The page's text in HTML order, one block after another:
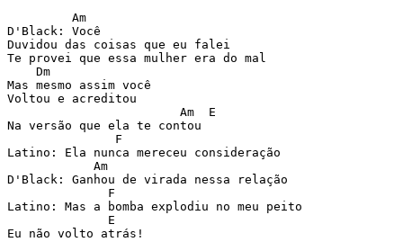
         Am
D'Black: Você
Duvidou das coisas que eu falei
Te provei que essa mulher era do mal
    Dm
Mas mesmo assim você
Voltou e acreditou
                        Am  E
Na versão que ela te contou
               F
Latino: Ela nunca mereceu consideração
            Am
D'Black: Ganhou de virada nessa relação
              F
Latino: Mas a bomba explodiu no meu peito
              E
Eu não volto atrás!